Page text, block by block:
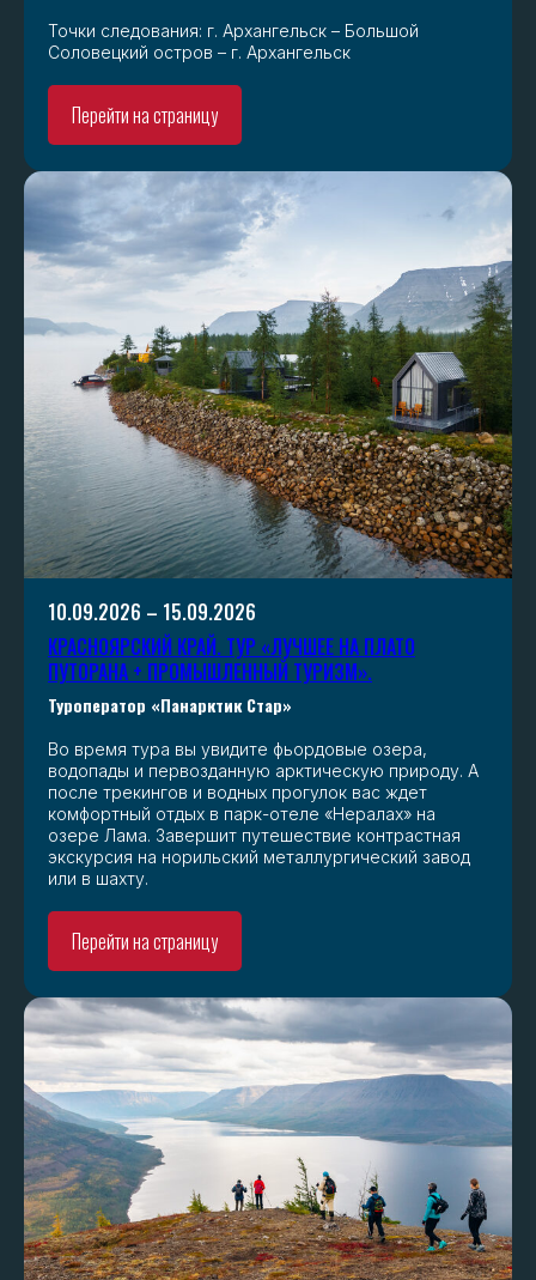
Точки следования: г. Архангельск – Большой
Соловецкий остров – г. Архангельск
Перейти на страницу
10.09.2026 – 15.09.2026
КРАСНОЯРСКИЙ КРАЙ. ТУР «ЛУЧШЕЕ НА ПЛАТО
ПУТОРАНА + ПРОМЫШЛЕННЫЙ ТУРИЗМ».
Туроператор «Панарктик Стар»
Во время тура вы увидите фьордовые озера,
водопады и первозданную арктическую природу. А
после трекингов и водных прогулок вас ждет
комфортный отдых в парк-отеле «Нералах» на
озере Лама. Завершит путешествие контрастная
экскурсия на норильский металлургический завод
или в шахту.
Перейти на страницу